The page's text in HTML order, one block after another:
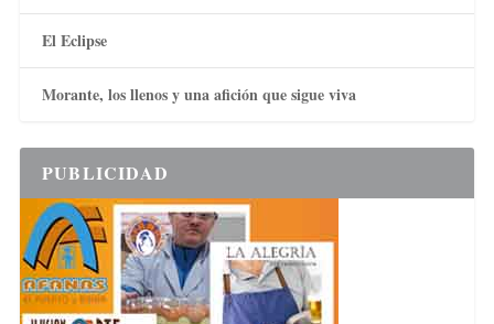
El Eclipse
Morante, los llenos y una afición que sigue viva
PUBLICIDAD